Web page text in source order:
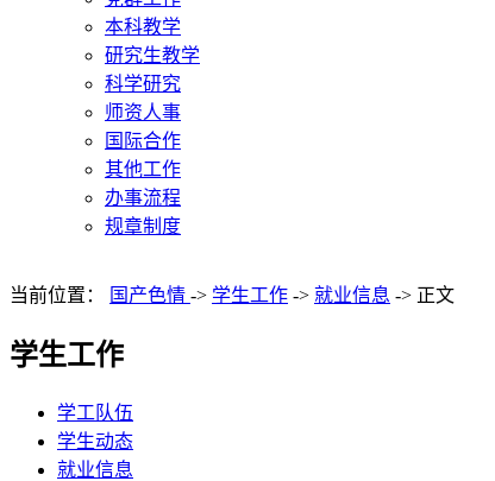
本科教学
研究生教学
科学研究
师资人事
国际合作
其他工作
办事流程
规章制度
当前位置： 国产色情 -> 学生工作 -> 就业信息 -> 正文
学生工作
学工队伍
学生动态
就业信息